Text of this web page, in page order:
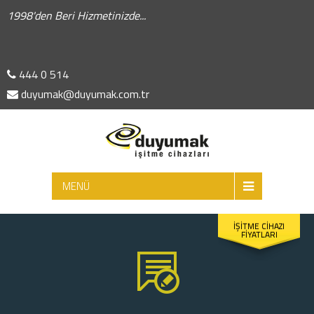
1998'den Beri Hizmetinizde...
444 0 514
duyumak@duyumak.com.tr
MENÜ
İŞİTME CİHAZI
FİYATLARI